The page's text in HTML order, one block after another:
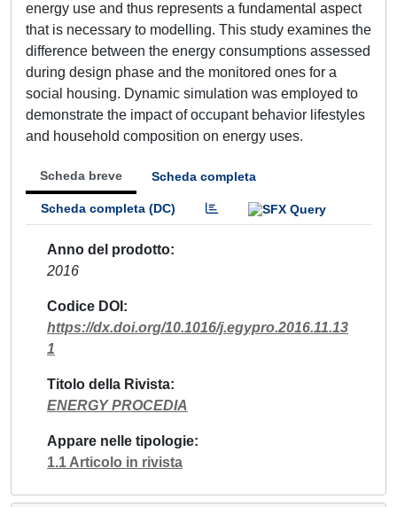
energy use and thus represents a fundamental aspect
that is necessary to modelling. This study examines the
difference between the energy consumptions assessed
during design phase and the monitored ones for a
social housing. Dynamic simulation was employed to
demonstrate the impact of occupant behavior lifestyles
and household composition on energy uses.
Scheda breve Scheda completa
Scheda completa (DC)
Anno del prodotto
2016
Codice DOI
https://dx.doi.org/10.1016/j.egypro.2016.11.13
1
Titolo della Rivista
ENERGY PROCEDIA
Appare nelle tipologie
1.1 Articolo in rivista